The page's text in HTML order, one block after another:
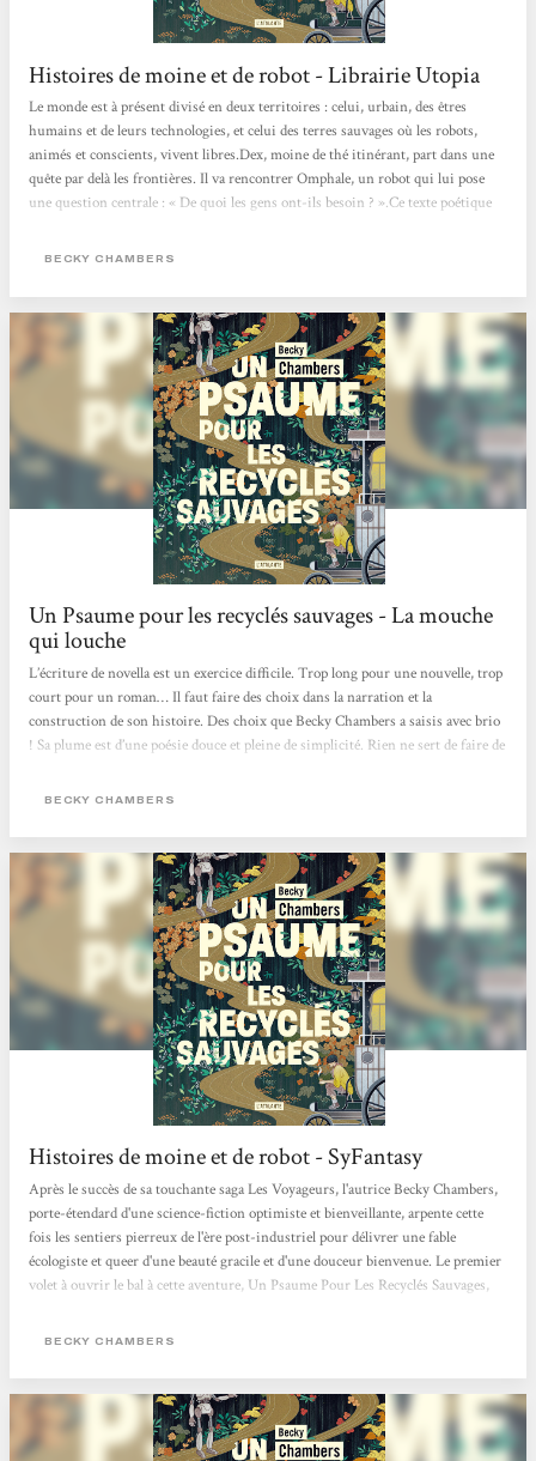
Histoires de moine et de robot - Librairie Utopia
Le monde est à présent divisé en deux territoires : celui, urbain, des êtres
humains et de leurs technologies, et celui des terres sauvages où les robots,
animés et conscients, vivent libres.Dex, moine de thé itinérant, part dans une
quête par delà les frontières. Il va rencontrer Omphale, un robot qui lui pose
une question centrale : « De quoi les gens ont-ils besoin ? ».Ce texte poétique
récit d’amitié et de quête de soi, qui imagine des relations apaisées entre
BECKY CHAMBERS
Un Psaume pour les recyclés sauvages - La mouche
qui louche
L’écriture de novella est un exercice difficile. Trop long pour une nouvelle, trop
court pour un roman… Il faut faire des choix dans la narration et la
construction de son histoire. Des choix que Becky Chambers a saisis avec brio
! Sa plume est d’une poésie douce et pleine de simplicité. Rien ne sert de faire de
pour les recyclés sauvages est poétique, doux et simple. C’est une lecture qui
marquant. Iel est poète, doux et simple comme les mots de Becky Chambers....
BECKY CHAMBERS
Histoires de moine et de robot - SyFantasy
Après le succès de sa touchante saga Les Voyageurs, l'autrice Becky Chambers,
porte-étendard d'une science-fiction optimiste et bienveillante, arpente cette
fois les sentiers pierreux de l'ère post-industriel pour délivrer une fable
écologiste et queer d'une beauté gracile et d'une douceur bienvenue. Le premier
volet à ouvrir le bal à cette aventure, Un Psaume Pour Les Recyclés Sauvages,
n'a jamais été aussi bien représenté que sous la plume de Chambers. L'altérité
BECKY CHAMBERS